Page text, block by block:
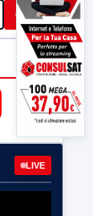
Cerca
LIVE